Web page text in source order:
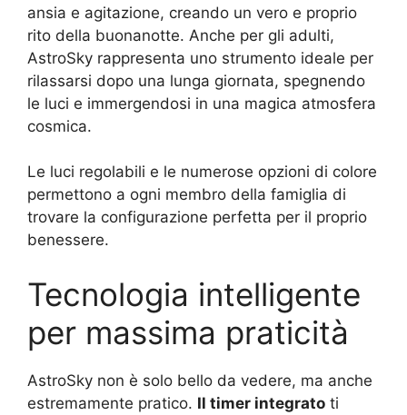
ansia e agitazione, creando un vero e proprio
rito della buonanotte. Anche per gli adulti,
AstroSky rappresenta uno strumento ideale per
rilassarsi dopo una lunga giornata, spegnendo
le luci e immergendosi in una magica atmosfera
cosmica.
Le luci regolabili e le numerose opzioni di colore
permettono a ogni membro della famiglia di
trovare la configurazione perfetta per il proprio
benessere.
Tecnologia intelligente
per massima praticità
AstroSky non è solo bello da vedere, ma anche
estremamente pratico. Il timer integrato ti